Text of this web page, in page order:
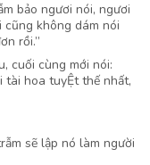
bảo ngươi nói, ngươi
cũng không dám nói
rồi.”
cuối cùng mới nói:
tài hoa tuyỆt thế nhất,
sẽ lập nó làm người